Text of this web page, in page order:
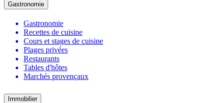
Gastronomie
Gastronomie
Recettes de cuisine
Cours et stages de cuisine
Plages privées
Restaurants
Tables d'hôtes
Marchés provençaux
Immobilier